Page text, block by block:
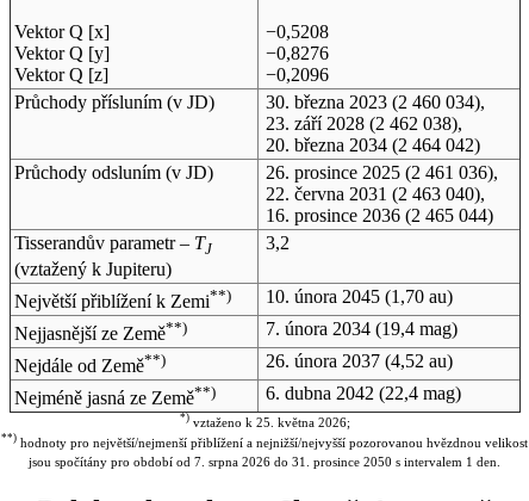
Vektor Q [x]
Vektor Q [y]
Vektor Q [z]
−0,5208
−0,8276
−0,2096
Průchody přísluním (v JD) 30. března 2023(2 460 034),
23. září 2028(2 462 038),
20. března 2034(2 464 042)
Průchody odsluním (v JD) 26. prosince 2025(2 461 036),
22. června 2031 (2 463 040),
16. prosince 2036(2 465 044)
Tisserandův parametr – TJ
(vztažený k Jupiteru)
3,2
Největší přiblížení k Zemi**) 10. února 2045(1,70 au)
Nejjasnější ze Země**) 7. února 2034(19,4 mag)
Nejdále od Země**) 26. února 2037(4,52 au)
Nejméně jasná ze Země**) 6. dubna 2042 (22,4 mag)
*)vztaženo k 25. května 2026;
**) hodnoty pro největší/nejmenší přiblížení a nejnižší/nejvyšší pozorovanou hvězdnou velikost
jsou spočítány pro období od 7. srpna 2026 do 31. prosince 2050 s intervalem 1 den.